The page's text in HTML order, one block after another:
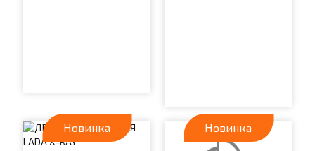
Новинка Новинка